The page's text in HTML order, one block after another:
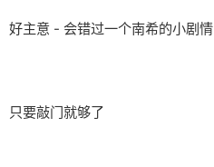
好主意 - 会错过一个南希的小剧情
只要敲门就够了